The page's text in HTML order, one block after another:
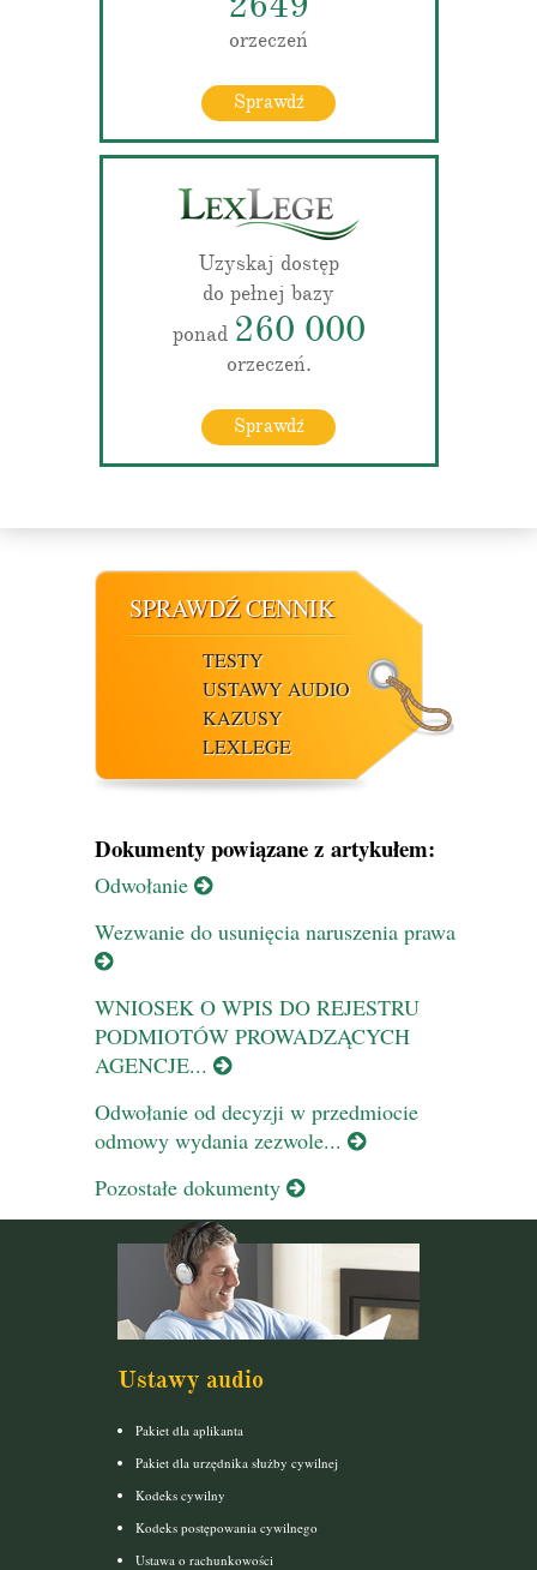
orzeczeń
Sprawdź
Uzyskaj dostęp
do pełnej bazy
ponad 260 000
orzeczeń.
Sprawdź
SPRAWDŹ CENNIK
TESTY
USTAWY AUDIO
KAZUSY
LEXLEGE
Dokumenty powiązane z artykułem:
Odwołanie
Wezwanie do usunięcia naruszenia prawa
WNIOSEK O WPIS DO REJESTRU
PODMIOTÓW PROWADZĄCYCH
AGENCJE...
Odwołanie od decyzji w przedmiocie
odmowy wydania zezwole...
Pozostałe dokumenty
Ustawy audio
Pakiet dla aplikanta
Pakiet dla urzędnika służby cywilnej
Kodeks cywilny
Kodeks postępowania cywilnego
Ustawa o rachunkowości